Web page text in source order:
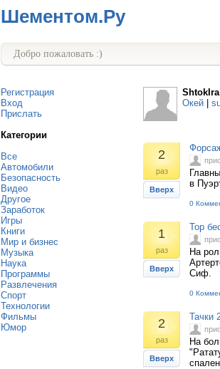
Шементом.Ру
Добро пожаловать :)
Регистрация
Вход
Прислать
Категории
Все
Автомобили
Безопасность
Видео
Другое
Заработок
Игры
Книги
Мир и бизнес
Музыка
Наука
Программы
Развлечения
Спорт
Технологии
Фильмы
Юмор
ShtokIra
Окей
2
раз
Вверх
в
0
1
раз
Вверх
Тор
На
Сиф.
0
2
раз
Вверх
Тачки
На